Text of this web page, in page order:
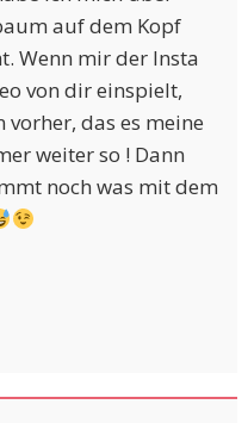
auf dem Kopf
Wenn mir der Insta
von dir einspielt,
das es meine
weiter so ! Dann
noch was mit dem